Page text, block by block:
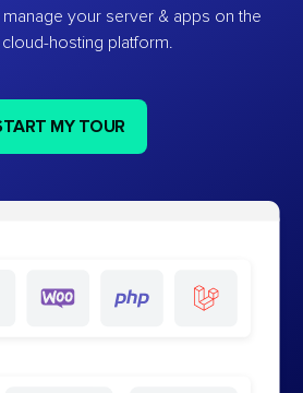
your server & apps on the
cloud-hosting platform.
MY TOUR